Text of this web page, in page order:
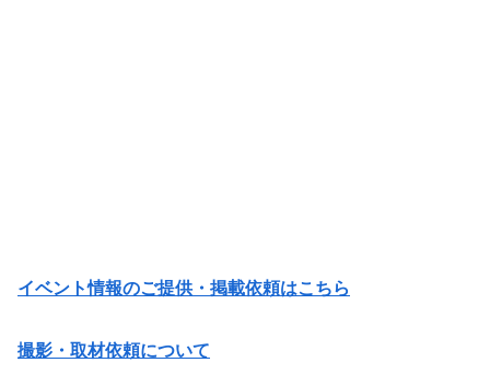
イベント情報のご提供・掲載依頼はこちら
撮影・取材依頼について